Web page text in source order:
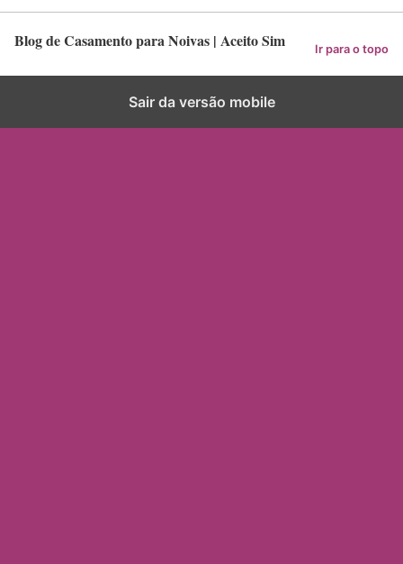
Blog de Casamento para Noivas | Aceito Sim Ir para o topo
Sair da versão mobile